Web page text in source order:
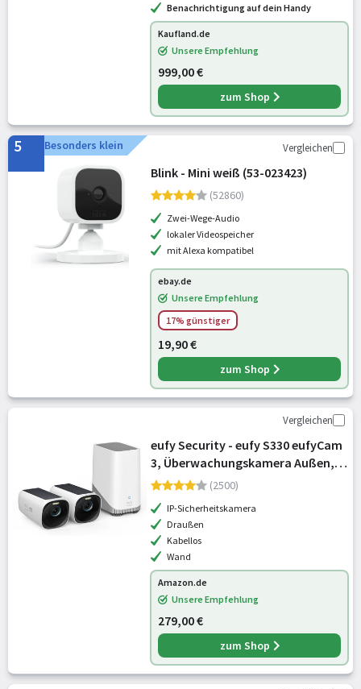
Benachrichtigung auf dein Handy
Kaufland.de
Unsere Empfehlung
999,00 €
zum Shop
5 Besonders klein Vergleichen
Blink - Mini weiß (53-023423)
(52860)
Zwei-Wege-Audio
lokaler Videospeicher
mit Alexa kompatibel
ebay.de
Unsere Empfehlung
17% günstiger
19,90 €
zum Shop
Vergleichen
eufy Security - eufy S330 eufyCam
3, Überwachungskamera Außen,
Farbnachtsicht, ohne ABO
(2500)
IP-Sicherheitskamera
Draußen
Kabellos
Wand
Amazon.de
Unsere Empfehlung
279,00 €
zum Shop